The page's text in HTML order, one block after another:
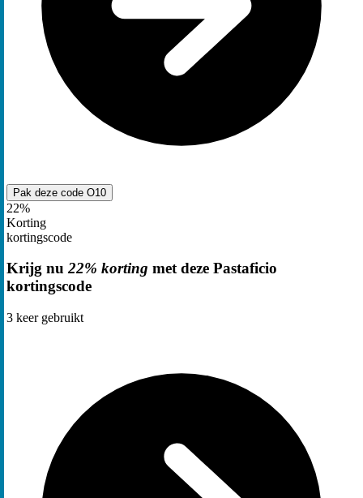
Pak deze code O10
22%
Korting
kortingscode
Krijg nu22% korting met deze Pastaficio
kortingscode
3 keer gebruikt